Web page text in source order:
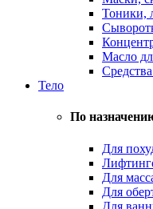
Тоники,
Масло
Тело
По
Для
Для
Для
Для